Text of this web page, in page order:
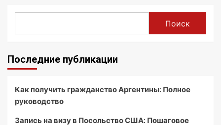
Поиск
Последние публикации
Как получить гражданство Аргентины: Полное
руководство
Запись на визу в Посольство США: Пошаговое